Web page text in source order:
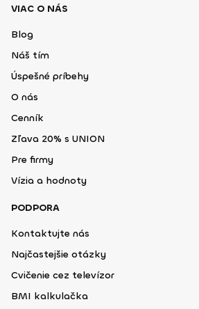
VIAC O NÁS
Blog
Náš tím
Úspešné príbehy
O nás
Cenník
Zľava 20% s UNION
Pre firmy
Vízia a hodnoty
PODPORA
Kontaktujte nás
Najčastejšie otázky
Cvičenie cez televízor
BMI kalkulačka